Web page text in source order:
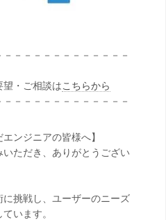
－－－－－－－－－－－－
望・ご相談はこちらから
－－－－－－－－－－－－
ンジニアの皆様へ】
ただき、ありがとうござい
挑戦し、ユーザーのニーズ
います。